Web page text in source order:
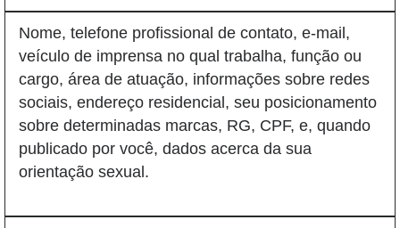
Nome, telefone profissional de contato, e-mail,
veículo de imprensa no qual trabalha, função ou
cargo, área de atuação, informações sobre redes
sociais, endereço residencial, seu posicionamento
sobre determinadas marcas, RG, CPF, e, quando
publicado por você, dados acerca da sua
orientação sexual.